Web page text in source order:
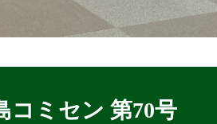
コミセン 第70号